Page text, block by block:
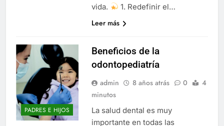
vida.
1. Redefinir el…
Leer más
PADRES E HIJOS
Beneficios de la
odontopediatría
admin 8 años atrás 0
4
minutos
La salud dental es muy
importante en todas las